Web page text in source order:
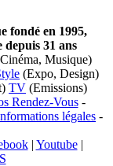
fondé en 1995,
31 ans
Musique)
(Expo, Design)
TV (Emissions)
Rendez-Vous-
légales -
| Youtube|